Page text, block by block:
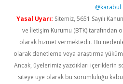
@karabul
Yasal Uyarı: Sitemiz, 5651 Sayılı
ve İletişim Kurumu (BTK) tarafından
olarak hizmet vermektedir. Bu
olarak denetleme veya araştırma
Ancak, üyelerimiz yazdıkları içeriklerin
siteye üye olarak bu sorumluluğu